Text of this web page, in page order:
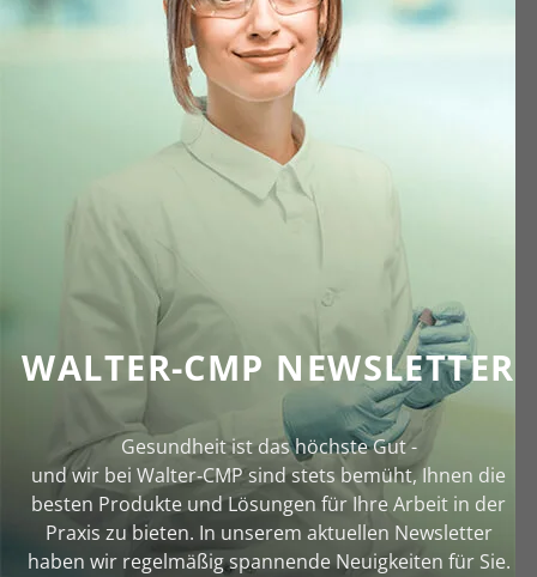
WALTER-CMP NEWSLETTER
Gesundheit ist das höchste Gut -
und wir bei Walter‑CMP sind stets bemüht, Ihnen die
besten Produkte und Lösungen für Ihre Arbeit in der
Praxis zu bieten. In unserem aktuellen Newsletter
haben wir regelmäßig spannende Neuigkeiten für Sie.